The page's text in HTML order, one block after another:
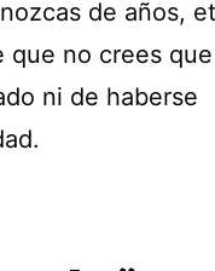
de años,
que no crees que
ni de haberse